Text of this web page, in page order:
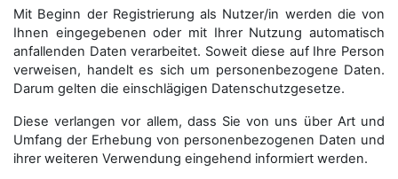
Mit Beginn der Registrierung als Nutzer/in werden die von
Ihnen eingegebenen oder mit Ihrer Nutzung automatisch
anfallenden Daten verarbeitet. Soweit diese auf Ihre Person
verweisen, handelt es sich um personenbezogene Daten.
Darum gelten die einschlägigen Datenschutzgesetze.
Diese verlangen vor allem, dass Sie von uns über Art und
Umfang der Erhebung von personenbezogenen Daten und
ihrer weiteren Verwendung eingehend informiert werden.